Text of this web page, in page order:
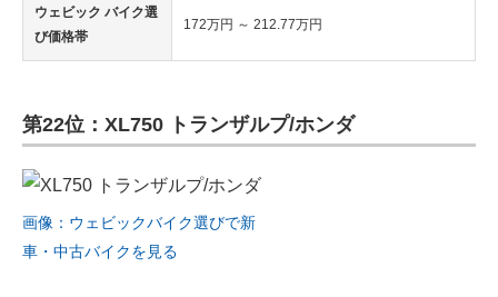
ウェビック バイク選
び価格帯
172万円 ～ 212.77万円
第22位：XL750 トランザルプ/ホンダ
画像：ウェビックバイク選びで新
車・中古バイクを見る